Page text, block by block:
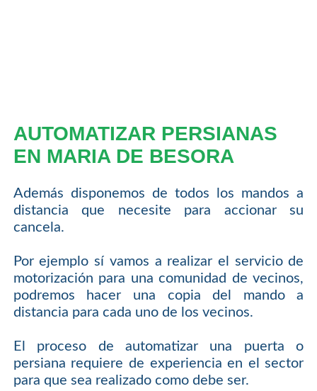
AUTOMATIZAR PERSIANAS
EN MARIA DE BESORA
Además disponemos de todos los mandos a
distancia que necesite para accionar su
cancela.
Por ejemplo sí vamos a realizar el servicio de
motorización para una comunidad de vecinos,
podremos hacer una copia del mando a
distancia para cada uno de los vecinos.
El proceso de automatizar una puerta o
persiana requiere de experiencia en el sector
para que sea realizado como debe ser.